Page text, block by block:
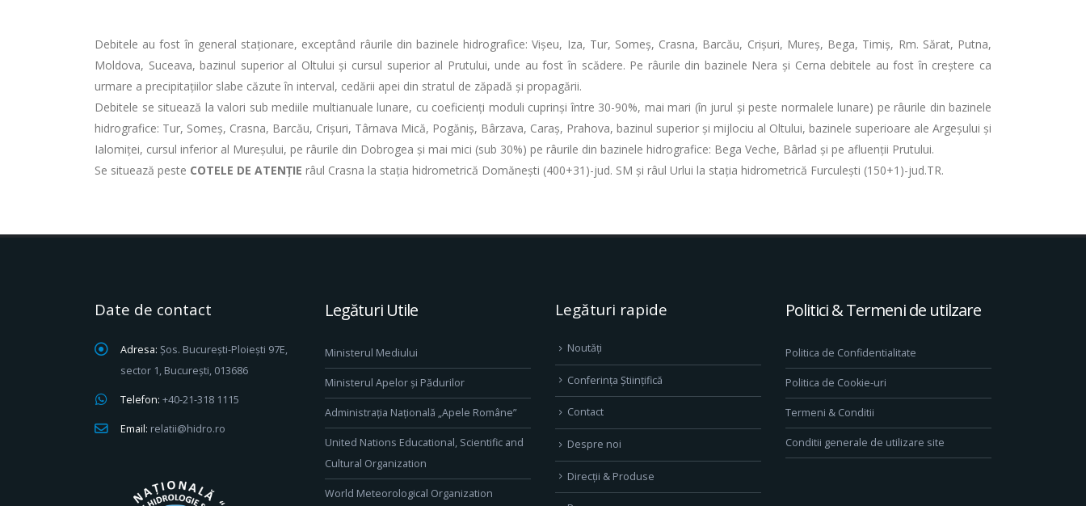
Debitele au fost în general staționare, exceptând râurile din bazinele hidrografice: Vișeu, Iza, Tur, Someș, Crasna, Barcău, Crișuri, Mureș, Bega, Timiș, Rm. Sărat, Putna,
Moldova, Suceava, bazinul superior al Oltului și cursul superior al Prutului, unde au fost în scădere. Pe râurile din bazinele Nera și Cerna debitele au fost în creștere ca
urmare a precipitațiilor slabe căzute în interval, cedării apei din stratul de zăpadă și propagării.
Debitele se situează la valori sub mediile multianuale lunare, cu coeficienţi moduli cuprinşi între 30-90%, mai mari (în jurul și peste normalele lunare) pe râurile din bazinele
hidrografice: Tur, Someș, Crasna, Barcău, Crișuri, Târnava Mică, Pogăniș, Bârzava, Caraș, Prahova, bazinul superior și mijlociu al Oltului, bazinele superioare ale Argeșului și
Ialomiței, cursul inferior al Mureșului, pe râurile din Dobrogea şi mai mici (sub 30%) pe râurile din bazinele hidrografice: Bega Veche, Bârlad și pe afluenții Prutului.
Se situează peste COTELE DE ATENȚIE râul Crasna la stația hidrometrică Domănești (400+31)-jud. SM şi râul Urlui la stația hidrometrică Furculeşti (150+1)-jud.TR.
Date de contact
Adresa: Șos. București-Ploiești 97E,
sector 1, București, 013686
Telefon: +40-21-318 1115
Email: relatii@hidro.ro
Legături Utile
Ministerul Mediului
Ministerul Apelor și Pădurilor
Administrația Națională „Apele Române”
United Nations Educational, Scientific and
Cultural Organization
World Meteorological Organization
Legături rapide
Noutăți
Conferința Științifică
Contact
Despre noi
Direcţii & Produse
Politici & Termeni de utilzare
Politica de Confidentialitate
Politica de Cookie-uri
Termeni & Conditii
Conditii generale de utilizare site